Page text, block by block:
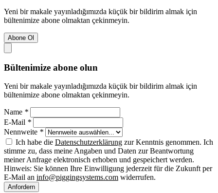
Yeni bir makale yayınladığımızda küçük bir bildirim almak için
bültenimize abone olmaktan çekinmeyin.
Abone Ol
Bültenimize abone olun
Yeni bir makale yayınladığımızda küçük bir bildirim almak için
bültenimize abone olmaktan çekinmeyin.
Name *
E-Mail *
Nennweite *
Ich habe die Datenschutzerklärung zur Kenntnis genommen. Ich
stimme zu, dass meine Angaben und Daten zur Beantwortung
meiner Anfrage elektronisch erhoben und gespeichert werden.
Hinweis: Sie können Ihre Einwilligung jederzeit für die Zukunft per
E-Mail an info@piggingsystems.com widerrufen.
Anfordern